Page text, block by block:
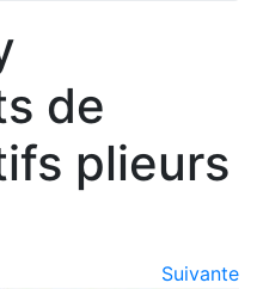
de
plieurs
Suivante